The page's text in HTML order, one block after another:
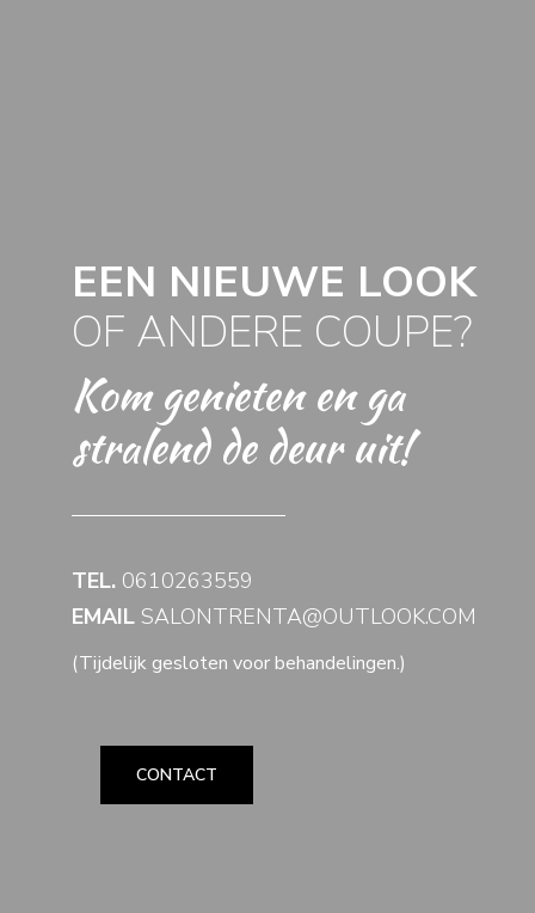
EEN NIEUWE LOOK
OF ANDERE COUPE?
Kom genieten en ga
stralend de deur uit!
TEL. 0610263559
EMAIL SALONTRENTA@OUTLOOK.COM
(Tijdelijk gesloten voor behandelingen.)
CONTACT